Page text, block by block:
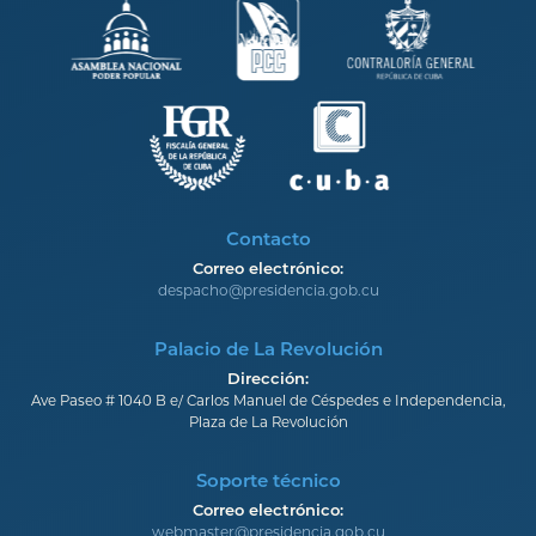
Contacto
Correo electrónico:
despacho@presidencia.gob.cu
Palacio de La Revolución
Dirección:
Ave Paseo # 1040 B e/ Carlos Manuel de Céspedes e Independencia,
Plaza de La Revolución
Soporte técnico
Correo electrónico:
webmaster@presidencia.gob.cu